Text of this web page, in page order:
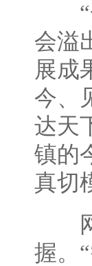
“一
会溢
展成
今、
达天
镇的
真切
网
握。